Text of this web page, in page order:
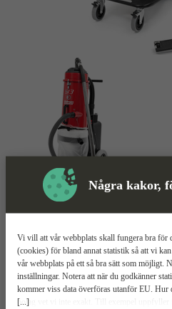
Några kakor,
[...]
Vi vill att vår webbplats skall fungera bra för
(cookies) för bland annat statistik så att vi
vår webbplats på ett så bra sätt som möjligt.
inställningar. Notera att när du godkänner
kommer viss data överföras utanför EU. Hur
bolag vet vi inte exakt. Till exempel uppfyller
Mer information
Pullman
Relaterade
Produkter
Mer information Teknisk spec
Upp